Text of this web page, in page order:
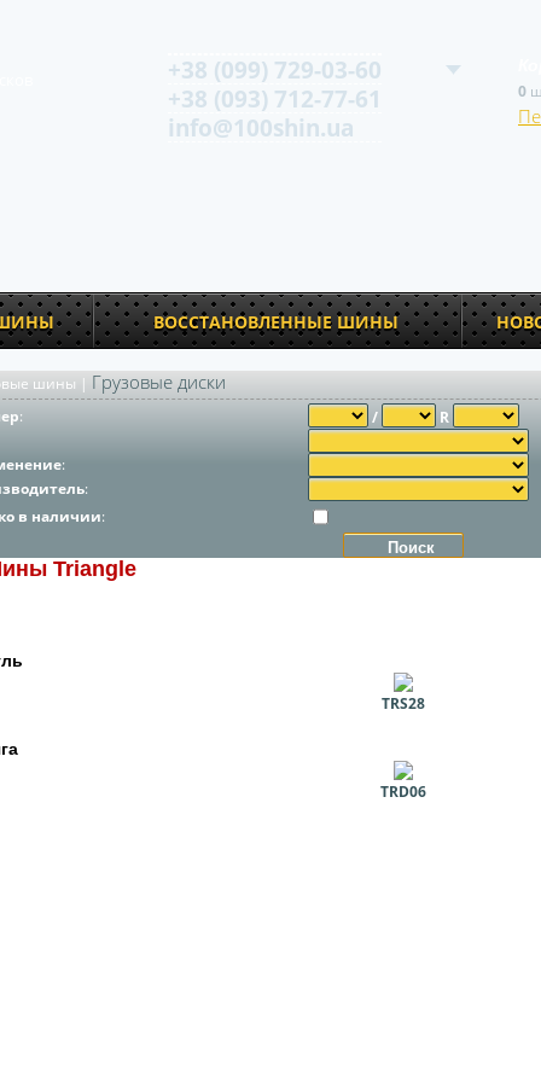
+38 (099) 729-03-60
+38 (093) 712-77-61
info@100shin.ua
0
ВОССТАНОВЛЕННЫЕ ШИНЫ
шины | Грузовые диски
: / R
:
:
в наличии:
Triangle
TRS28
TRD06